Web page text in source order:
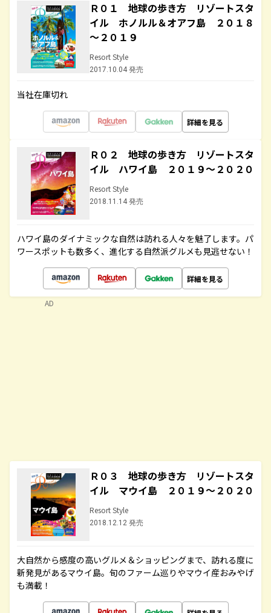
Ｒ０１ 地球の歩き方 リゾートスタ
イル ホノルル＆オアフ島 ２０１８
～２０１９
Resort Style
2017.10.04 発売
当社在庫切れ
詳細を見る
Ｒ０２ 地球の歩き方 リゾートスタ
イル ハワイ島 ２０１９～２０２０
Resort Style
2018.11.14 発売
ハワイ島のダイナミックな自然は訪れる人々を魅了します。パ
ワースポットも数多く、進化する自然派グルメも見逃せない！
詳細を見る
Ｒ０３ 地球の歩き方 リゾートスタ
イル マウイ島 ２０１９～２０２０
Resort Style
2018.12.12 発売
大自然から感度の高いグルメ＆ショッピングまで、訪れる度に
新発見があるマウイ島。旬のファーム巡りやマウイ産おみやげ
も満載！
AD